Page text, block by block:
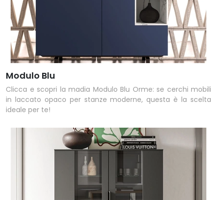
Modulo Blu
Clicca e scopri la madia Modulo Blu Orme: se cerchi mobili
in laccato opaco per stanze moderne, questa è la scelta
ideale per te!